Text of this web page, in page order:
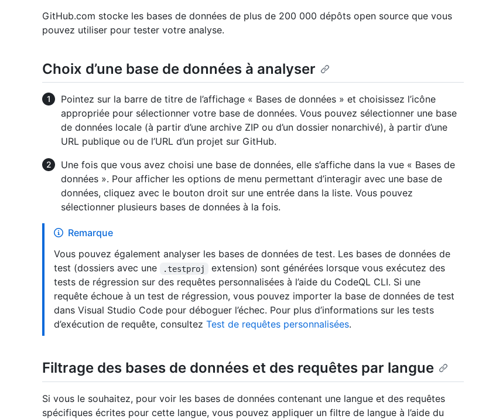
GitHub.com stocke les bases de données de plus de 200 000 dépôts open source que vous
pouvez utiliser pour tester votre analyse.
Choix d’une base de données à analyser
Pointez sur la barre de titre de l’affichage « Bases de données » et choisissez l’icône
appropriée pour sélectionner votre base de données. Vous pouvez sélectionner une base
de données locale (à partir d’une archive ZIP ou d’un dossier nonarchivé), à partir d’une
URL publique ou de l’URL d’un projet sur GitHub.
Une fois que vous avez choisi une base de données, elle s’affiche dans la vue « Bases de
données ». Pour afficher les options de menu permettant d’interagir avec une base de
données, cliquez avec le bouton droit sur une entrée dans la liste. Vous pouvez
sélectionner plusieurs bases de données à la fois.
Remarque
Vous pouvez également analyser les bases de données de test. Les bases de données de
test (dossiers avec une
.testproj
extension) sont générées lorsque vous exécutez des
tests de régression sur des requêtes personnalisées à l’aide du CodeQL CLI. Si une
requête échoue à un test de régression, vous pouvez importer la base de données de test
dans Visual Studio Code pour déboguer l’échec. Pour plus d’informations sur les tests
d’exécution de requête, consultez Test de requêtes personnalisées.
Filtrage des bases de données et des requêtes par langue
Si vous le souhaitez, pour voir les bases de données contenant une langue et des requêtes
spécifiques écrites pour cette langue, vous pouvez appliquer un filtre de langue à l’aide du